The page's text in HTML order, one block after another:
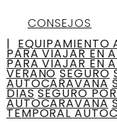
CONSEJOS
| EQUIPAMIENTO
PARA VIAJAR EN
PARA VIAJAR EN
VERANO SEGURO
AUTOCARAVANA
DIAS SEGURO
AUTOCARAVANA
TEMPORAL